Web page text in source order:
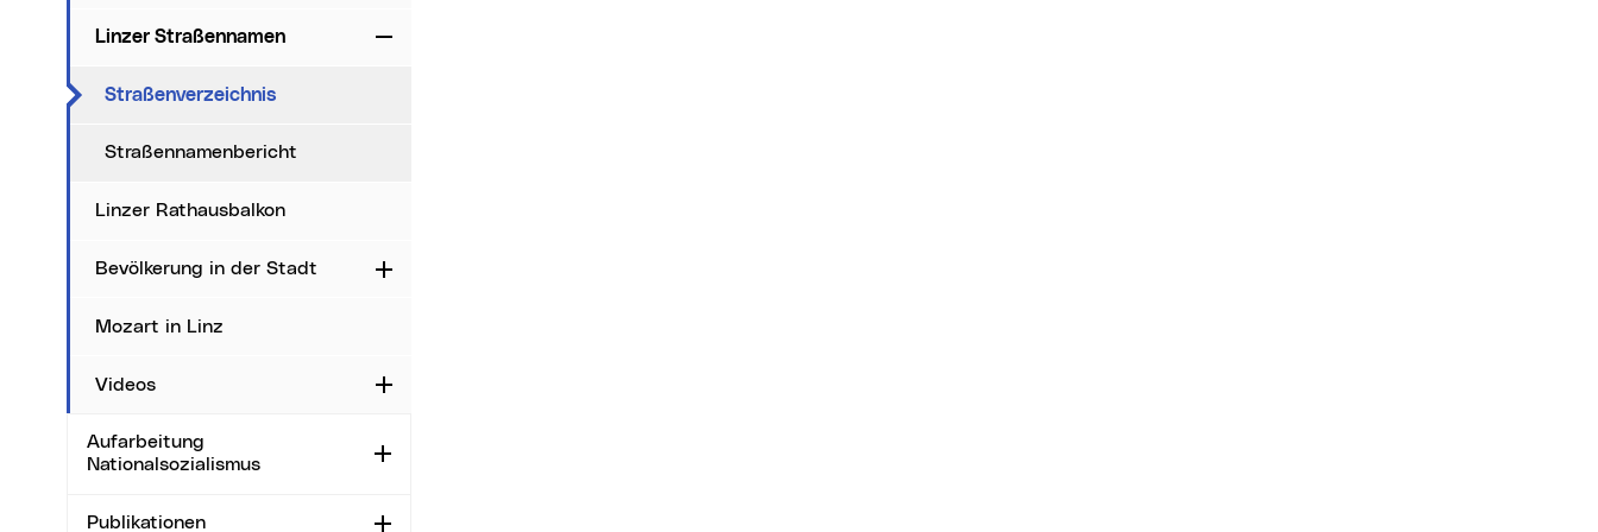
Linzer Straßennamen Zuklappen
Straßenverzeichnis(aktueller Menüpunkt)
Straßennamenbericht
Linzer Rathausbalkon
Bevölkerung in der Stadt Aufklappen
Mozart in Linz
Videos Aufklappen
Aufarbeitung
Nationalsozialismus
Aufklappen
Publikationen Aufklappen